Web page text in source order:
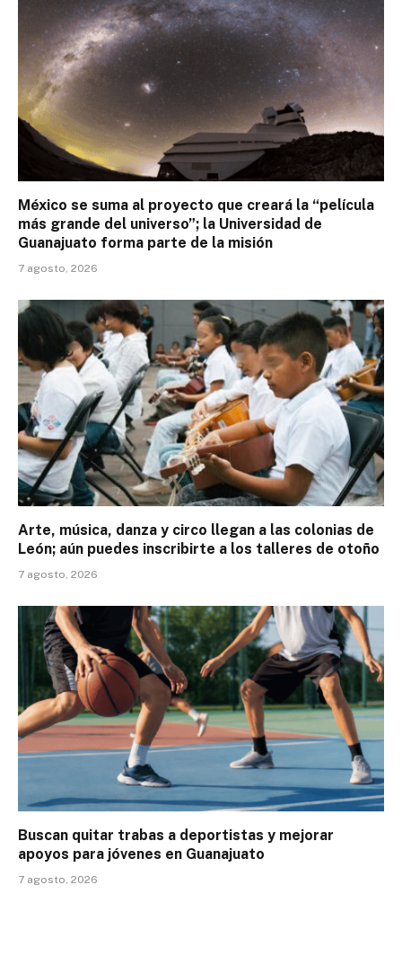
México se suma al proyecto que creará la “película
más grande del universo”; la Universidad de
Guanajuato forma parte de la misión
7 agosto, 2026
Arte, música, danza y circo llegan a las colonias de
León; aún puedes inscribirte a los talleres de otoño
7 agosto, 2026
Buscan quitar trabas a deportistas y mejorar
apoyos para jóvenes en Guanajuato
7 agosto, 2026